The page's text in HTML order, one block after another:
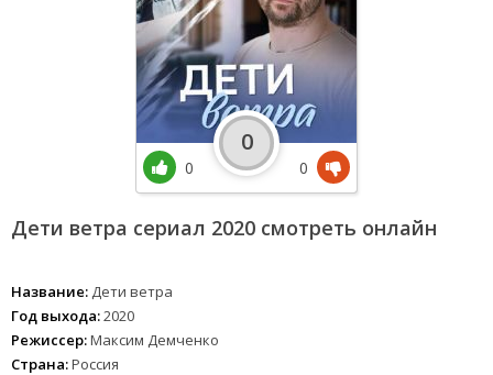
Дети ветра сериал 2020 смотреть онлайн
Название: Дети ветра
Год выхода:2020
Режиссер:Максим Демченко
Страна:Россия
0
0
0